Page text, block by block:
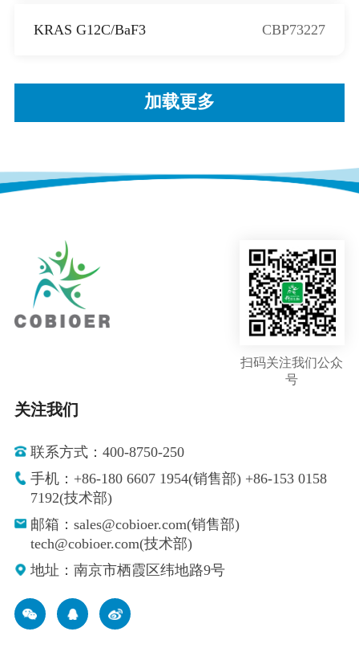
KRAS G12C/BaF3 CBP73227
加载更多
扫码关注我们公众
号
关注我们
联系方式：400-8750-250
手机：+86-180 6607 1954(销售部) +86-153 0158
7192(技术部)
邮箱：sales@cobioer.com(销售部)
tech@cobioer.com(技术部)
地址：南京市栖霞区纬地路9号